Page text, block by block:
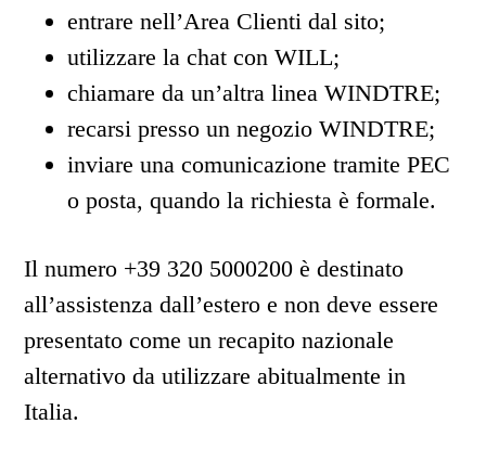
entrare nell’Area Clienti dal sito;
utilizzare la chat con WILL;
chiamare da un’altra linea WINDTRE;
recarsi presso un negozio WINDTRE;
inviare una comunicazione tramite PEC
o posta, quando la richiesta è formale.
Il numero +39 320 5000200 è destinato
all’assistenza dall’estero e non deve essere
presentato come un recapito nazionale
alternativo da utilizzare abitualmente in
Italia.